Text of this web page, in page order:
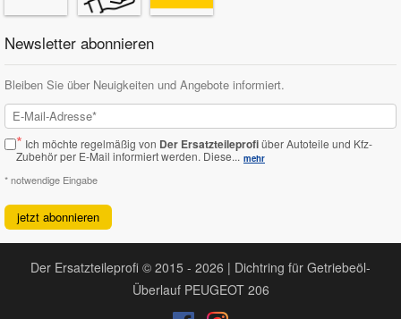
Newsletter abonnieren
Bleiben Sie über Neuigkeiten und Angebote informiert.
* Ich möchte regelmäßig von Der Ersatzteileprofiüber Autoteile und Kfz-
Zubehör per E-Mail informiert werden. Diese... mehr
* notwendige Eingabe
jetzt abonnieren
Der Ersatzteileprofi © 2015 - 2026 | Dichtring für Getriebeöl-
Überlauf PEUGEOT 206